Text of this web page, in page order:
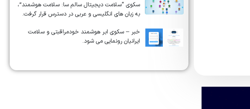
سکوی “سلامت دیجیتال سالم سا: سلامت هوشمند”،
به زبان های انگلیسی و عربی در دسترس قرار گرفت.
خبر – سکوی ابر هوشمند خودمراقبتی و سلامت
ایرانیان رونمایی می شود.